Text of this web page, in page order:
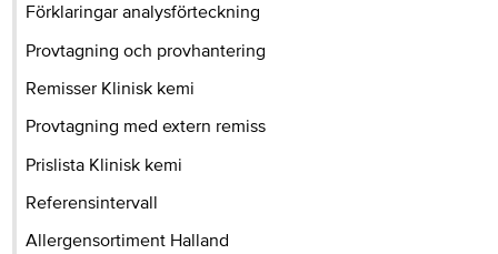
Förklaringar analysförteckning
Provtagning och provhantering
Remisser Klinisk kemi
Provtagning med extern remiss
Prislista Klinisk kemi
Referensintervall
Allergensortiment Halland